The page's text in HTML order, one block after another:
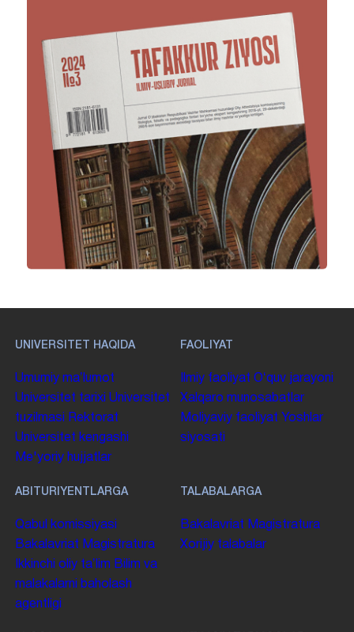
UNIVERSITET HAQIDA
Umumiy maʼlumot
Universitet tarixi Universitet
tuzilmasi
Rektorat
Universitet kengashi
Me'yoriy hujjatlar
FAOLIYAT
Ilmiy faoliyat Oʻquv jarayoni
Xalqaro munosabatlar
Moliyaviy faoliyat Yoshlar
siyosati
ABITURIYENTLARGA
Qabul komissiyasi
Bakalavriat Magistratura
Ikkinchi oliy taʼlim Bilim va
malakalarni baholash
agentligi
TALABALARGA
Bakalavriat Magistratura
Xorijiy talabalar